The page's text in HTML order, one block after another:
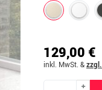
129,00 €
inkl. MwSt. &